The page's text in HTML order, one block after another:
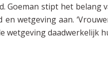
Goeman stipt het belang
wetgeving aan.
wetgeving daadwerkelijk